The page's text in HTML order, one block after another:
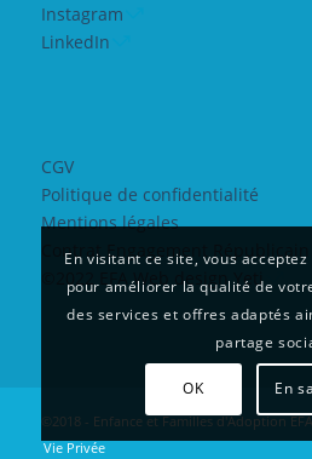
Instagram
LinkedIn
CGV
Politique de confidentialité
Mentions légales
Contrat Engagement Républicain
©2022 EFA Web design Yeti
©2018 - Enfance et Familles d'Adoption
Vie Privée
En visitant ce site, vous
pour améliorer la qualité de
des services et offres adaptés
partage
OK En